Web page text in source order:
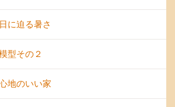
に迫る暑さ
型その２
地のいい家